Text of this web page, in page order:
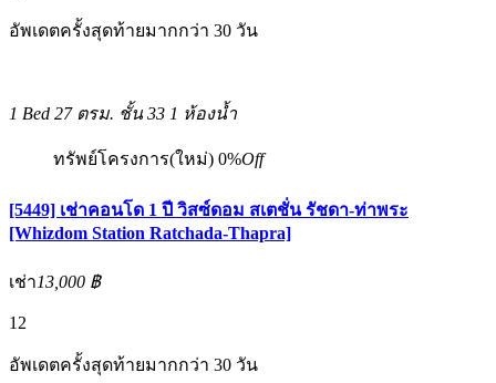
อัพเดตครั้งสุดท้ายมากกว่า 30 วัน
1 Bed 27 ตรม. ชั้น 33 1 ห้องน้ำ
ทรัพย์โครงการ(ใหม่) 0%Off
[5449] เช่าคอนโด 1 ปี วิสซ์ดอม สเตชั่น รัชดา-ท่าพระ
[Whizdom Station Ratchada-Thapra]
เช่า13,000 ฿
12
อัพเดตครั้งสุดท้ายมากกว่า 30 วัน